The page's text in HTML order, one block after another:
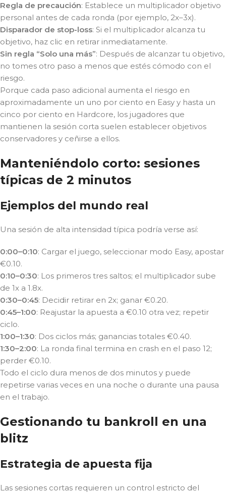
Regla de precaución: Establece un multiplicador objetivo
personal antes de cada ronda (por ejemplo, 2x–3x).
Disparador de stop-loss: Si el multiplicador alcanza tu
objetivo, haz clic en retirar inmediatamente.
Sin regla “Solo una más”: Después de alcanzar tu objetivo,
no tomes otro paso a menos que estés cómodo con el
riesgo.
Porque cada paso adicional aumenta el riesgo en
aproximadamente un uno por ciento en Easy y hasta un
cinco por ciento en Hardcore, los jugadores que
mantienen la sesión corta suelen establecer objetivos
conservadores y ceñirse a ellos.
Manteniéndolo corto: sesiones
típicas de 2 minutos
Ejemplos del mundo real
Una sesión de alta intensidad típica podría verse así:
0:00–0:10: Cargar el juego, seleccionar modo Easy, apostar
€0.10.
0:10–0:30: Los primeros tres saltos; el multiplicador sube
de 1x a 1.8x.
0:30–0:45: Decidir retirar en 2x; ganar €0.20.
0:45–1:00: Reajustar la apuesta a €0.10 otra vez; repetir
ciclo.
1:00–1:30: Dos ciclos más; ganancias totales €0.40.
1:30–2:00: La ronda final termina en crash en el paso 12;
perder €0.10.
Todo el ciclo dura menos de dos minutos y puede
repetirse varias veces en una noche o durante una pausa
en el trabajo.
Gestionando tu bankroll en una
blitz
Estrategia de apuesta fija
Las sesiones cortas requieren un control estricto del